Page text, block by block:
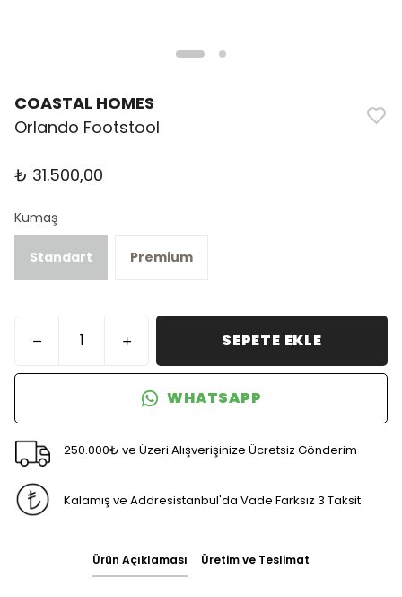
COASTAL HOMES
Orlando Footstool
₺ 31.500,00
Kumaş
Standart Premium
SEPETE EKLE
WHATSAPP
250.000₺ ve Üzeri Alışverişinize Ücretsiz Gönderim
Kalamış ve Addresistanbul'da Vade Farksız 3 Taksit
Ürün Açıklaması Üretim ve Teslimat